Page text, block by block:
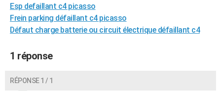
Esp defaillant c4 picasso
Frein parking défaillant c4 picasso
Défaut charge batterie ou circuit électrique défaillant c4
1 réponse
RÉPONSE 1 / 1